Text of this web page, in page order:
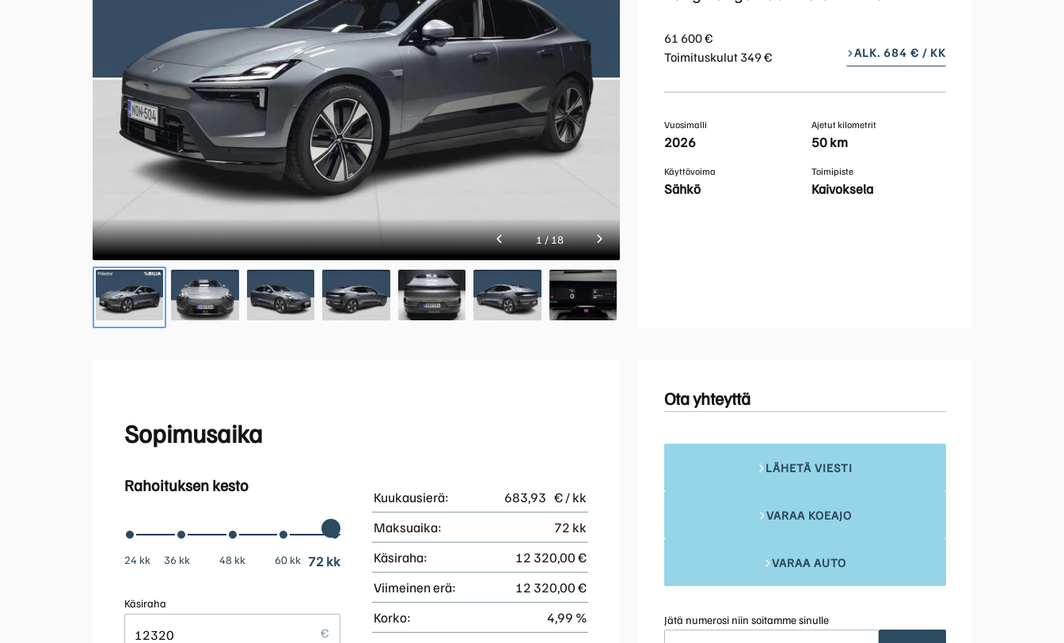
Uudet Polestar 4, Polestar 3 ja Polestar 2 -sähköautot
nyt huolettomalla yksityisleasingillä. Katso tarjoukset.
Sopimuskausi alkaen 36 kk/30 000 km. Tutustu tarjoukseen ja kysy lisää myyjiltämme.
Polestar 3 yksityisleasingillä alk. 849 €/kk
Hanki uusi Polestar 3 huolettomalla yksityisleasingillä, nyt alk. 849 €/kk (36 kk/30 000 km).
1/18
61 600 €
Toimituskulut 349 €
ALK. 684 € / KK
Vuosimalli
2026
Ajetut kilometrit
50 km
Käyttövoima
Sähkö
Toimipiste
Kaivoksela
Sopimusaika
Rahoituksen kesto
24 kk 36 kk 48 kk 60 kk 72 kk
Käsiraha
Kuukausierä: 683,93 € / kk
Maksuaika:
72 kk
Käsiraha:
12 320,00 €
Viimeinen erä:
12 320,00 €
Korko:
4,99 %
Ota yhteyttä
LÄHETÄ VIESTI
VARAA KOEAJO
VARAA AUTO
Jätä numerosi niin soitamme sinulle